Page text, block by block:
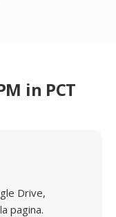
in PCT
Drive,
pagina.